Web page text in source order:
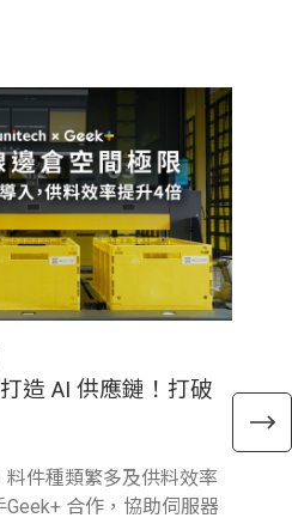
造 AI 供應鏈！打破
件種類繁多及供料效率
合作，協助伺服器
電
倉